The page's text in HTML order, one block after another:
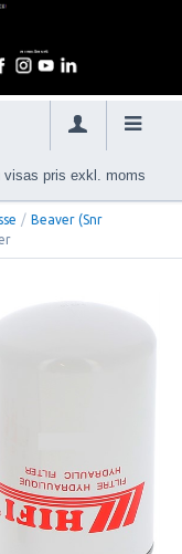
visas pris exkl. moms
/ Beaver (Snr